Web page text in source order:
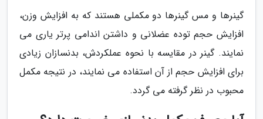
گینرها و مس گینرها دو مکملی هستند که به افزایش وزن،
افزایش حجم توده عضلانی و داشتن اندامی پرتر یاری می
نمایند. گینر در مقایسه با نحوه عملکردش، بدنسازان زیادی
برای افزایش حجم از آن استفاده می نمایند، در نتیجه مکمل
محبوب در نظر گرفته می گردد.